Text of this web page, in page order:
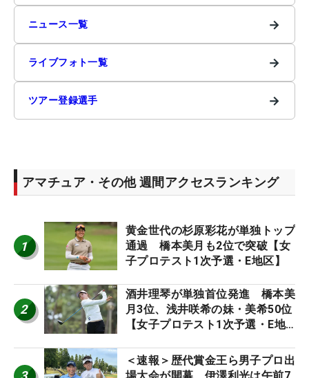
ニュース一覧 →
ライブフォト一覧 →
ツアー登録選手 →
アマチュア・その他 週間アクセスランキング
1
黄金世代の杉原彩花が単独トップ
通過 橋本美月も2位で突破【女
子プロテスト1次予選・E地区】
2
酒井理琴が単独首位発進 橋本美
月3位、浅井咲希の妹・美希50位
【女子プロテスト1次予選・E地
＜速報＞歴代賞金王ら男子プロ出